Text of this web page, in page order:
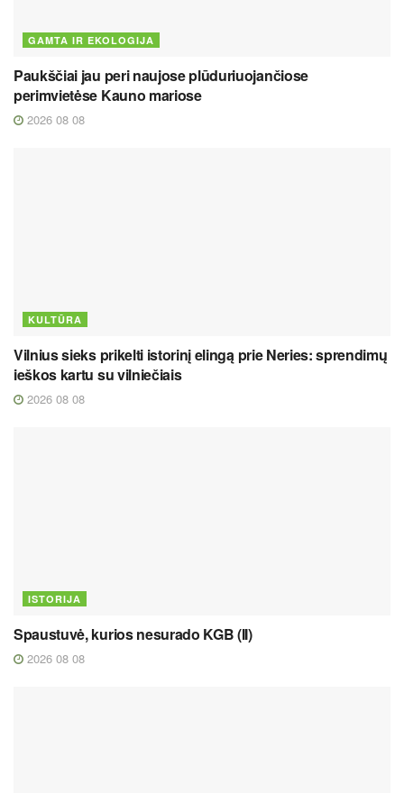
GAMTA IR EKOLOGIJA
Paukščiai jau peri naujose plūduriuojančiose
perimvietėse Kauno mariose
2026 08 08
KULTŪRA
Vilnius sieks prikelti istorinį elingą prie Neries: sprendimų
ieškos kartu su vilniečiais
2026 08 08
ISTORIJA
Spaustuvė, kurios nesurado KGB (II)
2026 08 08